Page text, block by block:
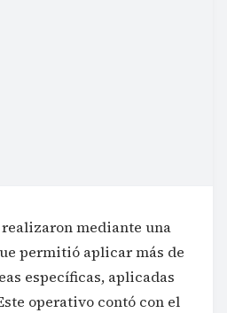
mediante una
permitió aplicar más de
específicas, aplicadas
operativo contó con el